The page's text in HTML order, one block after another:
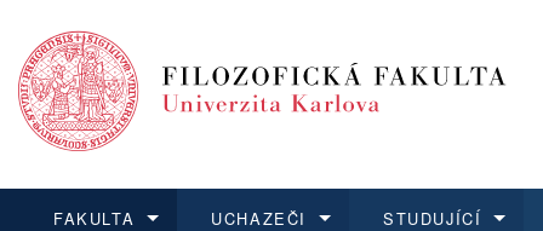
FAKULTA UCHAZEČI STUDUJÍCÍ